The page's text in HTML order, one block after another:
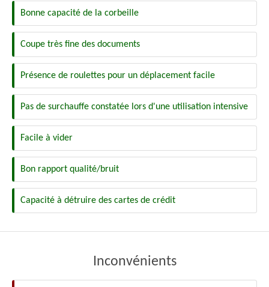
Bonne capacité de la corbeille
Coupe très fine des documents
Présence de roulettes pour un déplacement facile
Pas de surchauffe constatée lors d'une utilisation intensive
Facile à vider
Bon rapport qualité/bruit
Capacité à détruire des cartes de crédit
Inconvénients